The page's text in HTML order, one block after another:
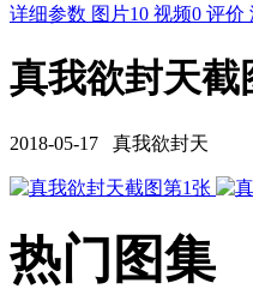
详细参数 图片10 视频0 评价
真我欲封天截
2018-05-17 真我欲封天
热门图集